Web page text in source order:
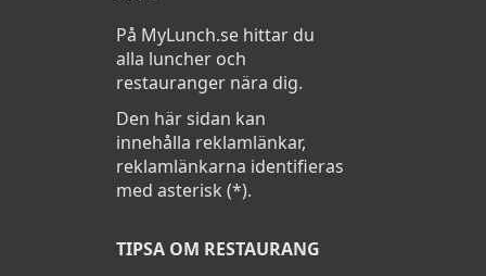
På MyLunch.se hittar du
alla luncher och
restauranger nära dig.
Den här sidan kan
innehålla reklamlänkar,
reklamlänkarna identifieras
med asterisk (*).
TIPSA OM RESTAURANG